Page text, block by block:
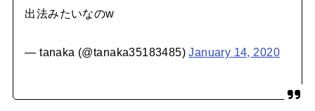
出法みたいなのw
— tanaka (@tanaka35183485)January 14, 2020